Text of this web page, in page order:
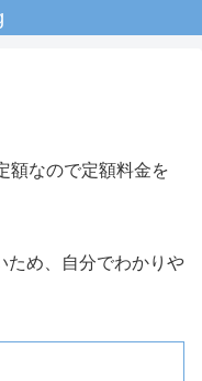
額なので定額料金を
ため、自分でわかりや